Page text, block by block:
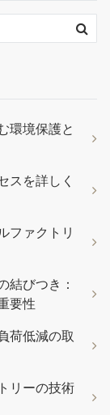
環境保護と
スを詳しく
ファクトリ
結びつき：
要性
荷低減の取
リーの技術